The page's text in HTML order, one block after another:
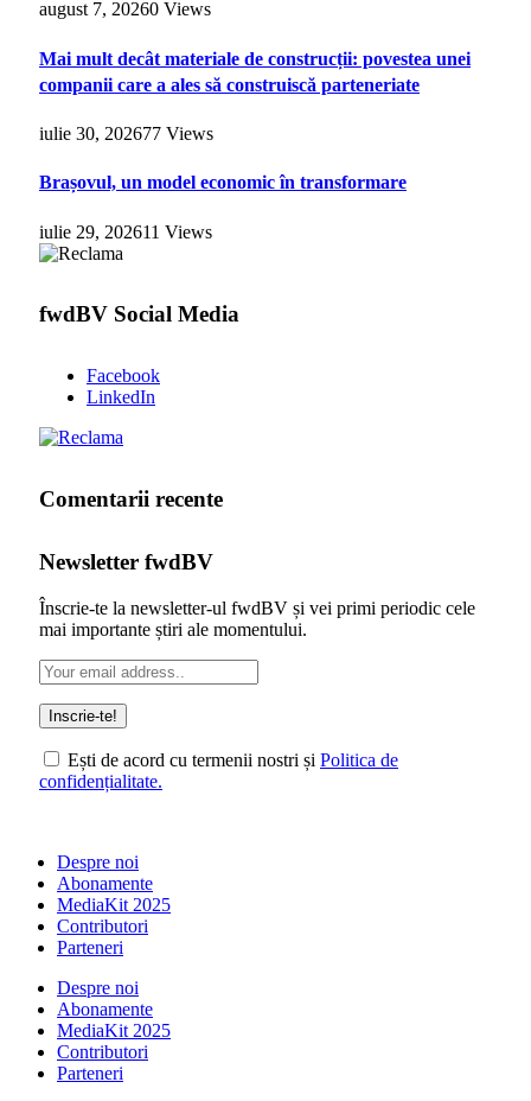
august 7, 20260 Views
Mai mult decât materiale de construcții: povestea unei
companii care a ales să construiscă parteneriate
iulie 30, 202677 Views
Brașovul, un model economic în transformare
iulie 29, 202611 Views
fwdBV Social Media
Facebook
LinkedIn
Comentarii recente
Newsletter fwdBV
Înscrie-te la newsletter-ul fwdBV și vei primi periodic cele
mai importante știri ale momentului.
Ești de acord cu termenii nostri și Politica de
confidențialitate.
Despre noi
Abonamente
MediaKit 2025
Contributori
Parteneri
Despre noi
Abonamente
MediaKit 2025
Contributori
Parteneri